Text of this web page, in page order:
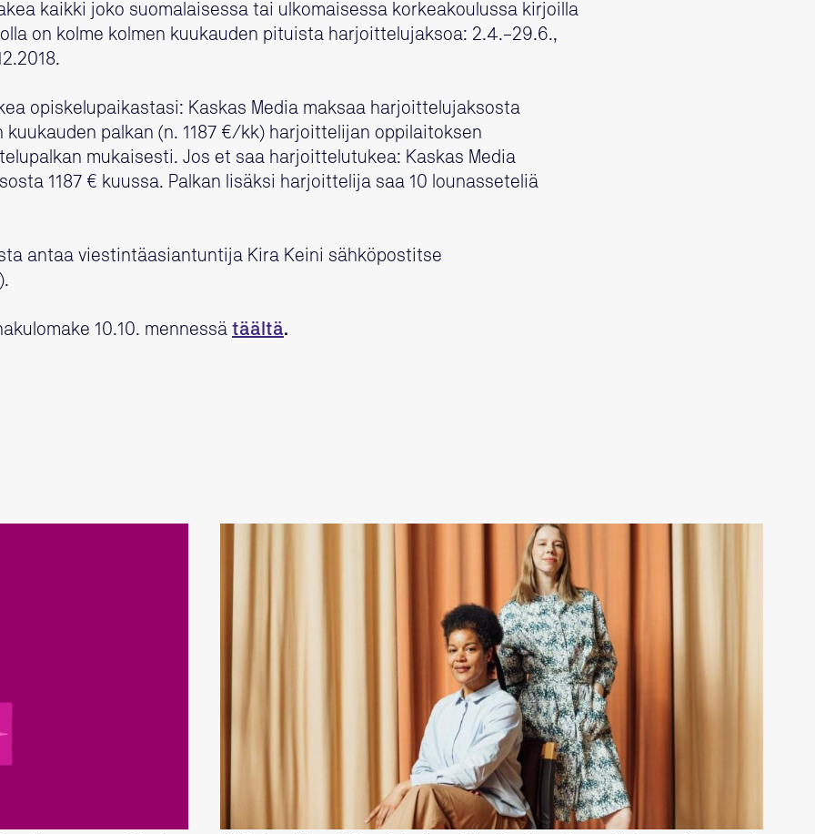
kaikki joko suomalaisessa tai ulkomaisessa korkeakoulussa kirjoilla
on kolme kolmen kuukauden pituista harjoittelujaksoa: 2.4.–29.6.,
opiskelupaikastasi: Kaskas Media maksaa harjoittelujaksosta
kuukauden palkan (n. 1187 €/kk) harjoittelijan oppilaitoksen
mukaisesti. Jos et saa harjoittelutukea: Kaskas Media
1187 € kuussa. Palkan lisäksi harjoittelija saa 10 lounasseteliä
antaa viestintäasiantuntija Kira Keini sähköpostitse
10.10. mennessä täältä.
LUE LISÄÄ